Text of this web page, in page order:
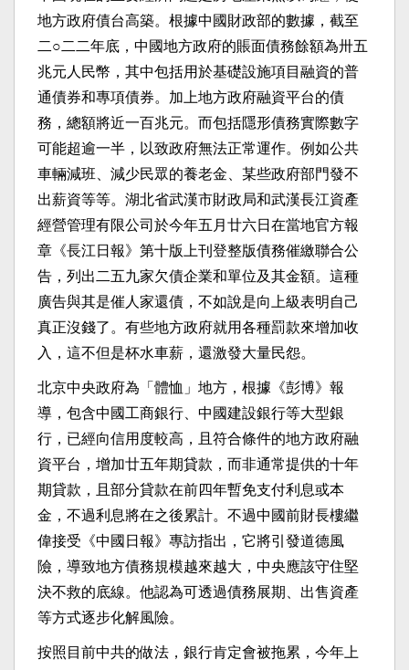
地方政府債台高築。根據中國財政部的數據，截至
二○二二年底，中國地方政府的賬面債務餘額為卅五
兆元人民幣，其中包括用於基礎設施項目融資的普
通債券和專項債券。加上地方政府融資平台的債
務，總額將近一百兆元。而包括隱形債務實際數字
可能超逾一半，以致政府無法正常運作。例如公共
車輛減班、減少民眾的養老金、某些政府部門發不
出薪資等等。湖北省武漢市財政局和武漢長江資產
經營管理有限公司於今年五月廿六日在當地官方報
章《長江日報》第十版上刊登整版債務催繳聯合公
告，列出二五九家欠債企業和單位及其金額。這種
廣告與其是催人家還債，不如說是向上級表明自己
真正沒錢了。有些地方政府就用各種罰款來增加收
入，這不但是杯水車薪，還激發大量民怨。
北京中央政府為「體恤」地方，根據《彭博》報
導，包含中國工商銀行、中國建設銀行等大型銀
行，已經向信用度較高，且符合條件的地方政府融
資平台，增加廿五年期貸款，而非通常提供的十年
期貸款，且部分貸款在前四年暫免支付利息或本
金，不過利息將在之後累計。不過中國前財長樓繼
偉接受《中國日報》專訪指出，它將引發道德風
險，導致地方債務規模越來越大，中央應該守住堅
決不救的底線。他認為可透過債務展期、出售資產
等方式逐步化解風險。
按照目前中共的做法，銀行肯定會被拖累，今年上